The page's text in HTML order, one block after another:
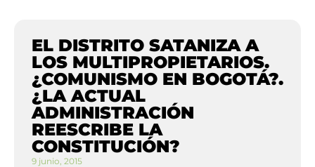
EL DISTRITO SATANIZA A
LOS MULTIPROPIETARIOS.
¿COMUNISMO EN BOGOTÁ?.
¿LA ACTUAL
ADMINISTRACIÓN
REESCRIBE LA
CONSTITUCIÓN?
9 junio, 2015